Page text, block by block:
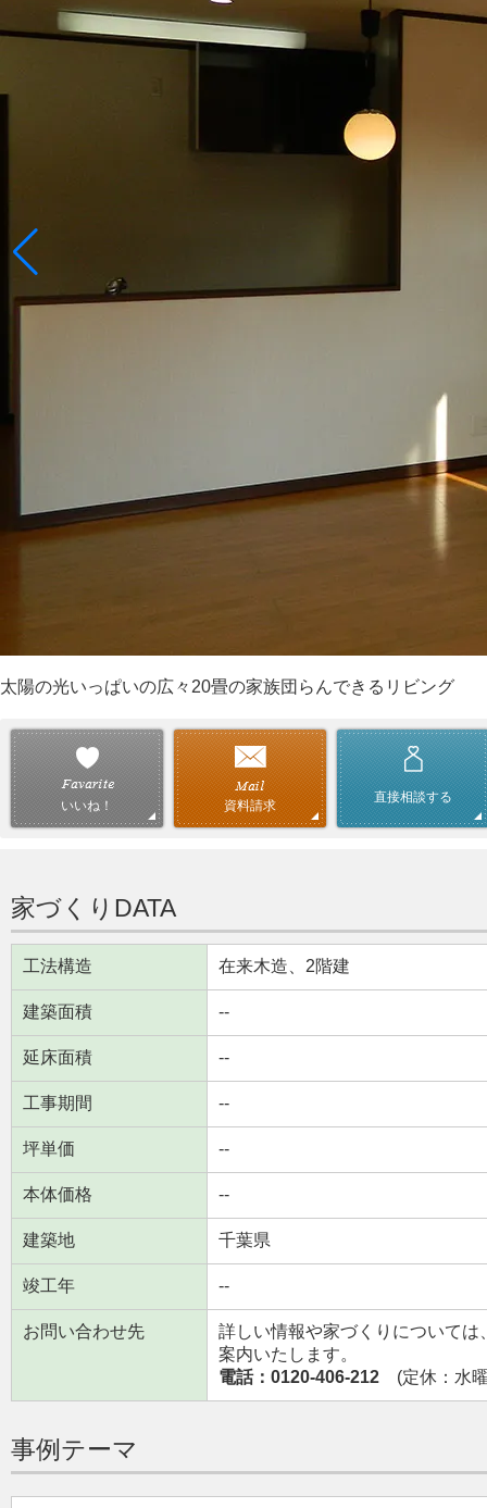
太陽の光いっぱいの広々20畳の家族団らんできるリビング
いいね！ 資料請求
直接相談する
家づくりDATA
工法構造 在来木造、2階建
建築面積 --
延床面積 --
工事期間 --
坪単価 --
本体価格 --
建築地 千葉県
竣工年 --
お問い合わせ先
詳しい情報や家づくりについて
案内いたします。
電話：0120-406-212 (定休：水
事例テーマ